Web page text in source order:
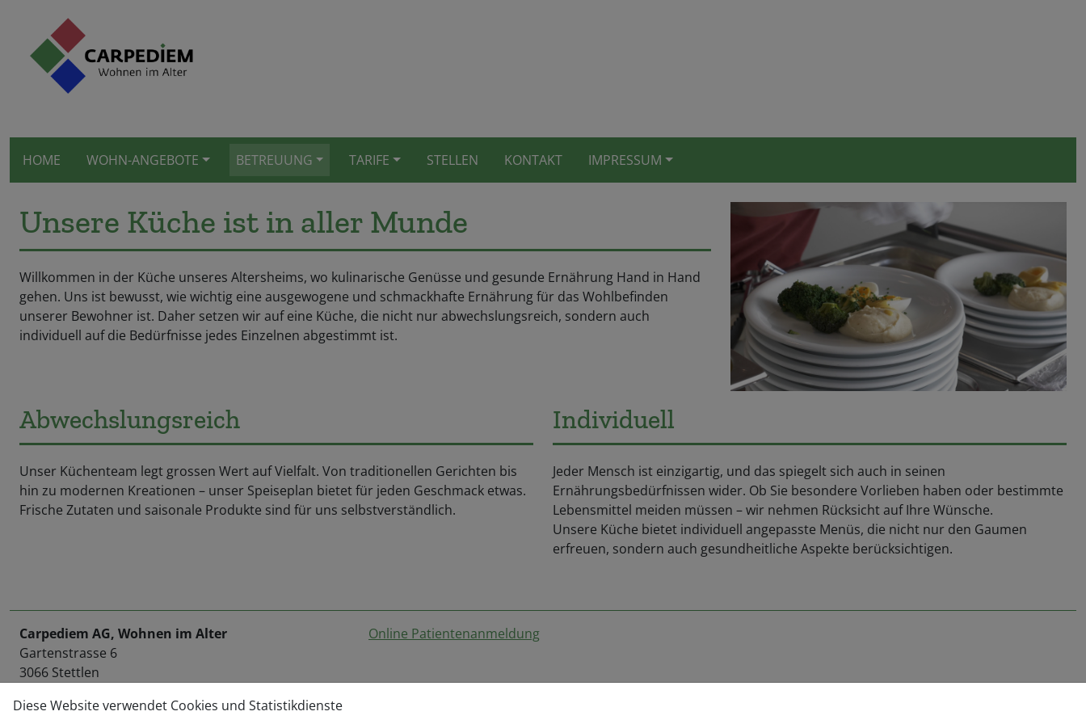
HOME WOHN-ANGEBOTE BETREUUNG TARIFE STELLEN KONTAKT IMPRESSUM
Unsere Küche ist in aller Munde
Willkommen in der Küche unseres Altersheims, wo kulinarische Genüsse und gesunde Ernährung Hand in Hand
gehen. Uns ist bewusst, wie wichtig eine ausgewogene und schmackhafte Ernährung für das Wohlbefinden
unserer Bewohner ist. Daher setzen wir auf eine Küche, die nicht nur abwechslungsreich, sondern auch
individuell auf die Bedürfnisse jedes Einzelnen abgestimmt ist.
Abwechslungsreich
Unser Küchenteam legt grossen Wert auf Vielfalt. Von traditionellen Gerichten bis
hin zu modernen Kreationen – unser Speiseplan bietet für jeden Geschmack etwas.
Frische Zutaten und saisonale Produkte sind für uns selbstverständlich.
Individuell
Jeder Mensch ist einzigartig, und das spiegelt sich auch in seinen
Ernährungsbedürfnissen wider. Ob Sie besondere Vorlieben haben oder bestimmte
Lebensmittel meiden müssen – wir nehmen Rücksicht auf Ihre Wünsche.
Unsere Küche bietet individuell angepasste Menüs, die nicht nur den Gaumen
erfreuen, sondern auch gesundheitliche Aspekte berücksichtigen.
Carpediem AG, Wohnen im Alter
Gartenstrasse 6
3066 Stettlen
Online Patientenanmeldung
Diese Website verwendet Cookies und Statistikdienste